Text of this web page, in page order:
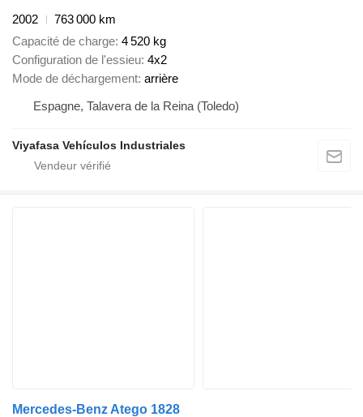
2002
763 000 km
Capacité de charge 4 520 kg
Configuration de l'essieu 4x2
Mode de déchargement arrière
Espagne, Talavera de la Reina (Toledo)
Viyafasa Vehículos Industriales
Mercedes-Benz Atego 1828